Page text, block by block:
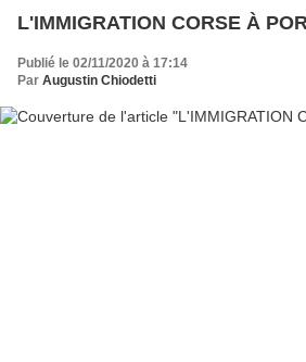
L'IMMIGRATION CORSE À
Publié le 02/11/2020 à 17:14
Par Augustin Chiodetti